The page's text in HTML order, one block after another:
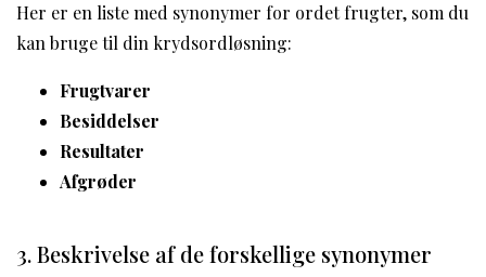
Her er en liste med synonymer for ordet frugter, som du
kan bruge til din krydsordløsning:
Frugtvarer
Besiddelser
Resultater
Afgrøder
3. Beskrivelse af de forskellige synonymer